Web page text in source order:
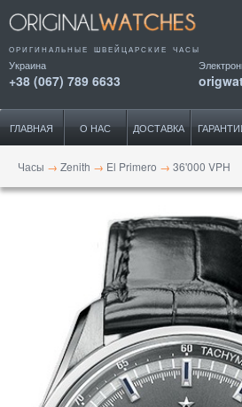
ОРИГИНАЛЬНЫЕ ШВЕЙЦАРСКИЕ ЧАСЫ
Украина
+38 (067) 789 6633
ГЛАВНАЯ О НАС ДОСТАВКА
Часы → Zenith → El Primero → 36'000 VPH